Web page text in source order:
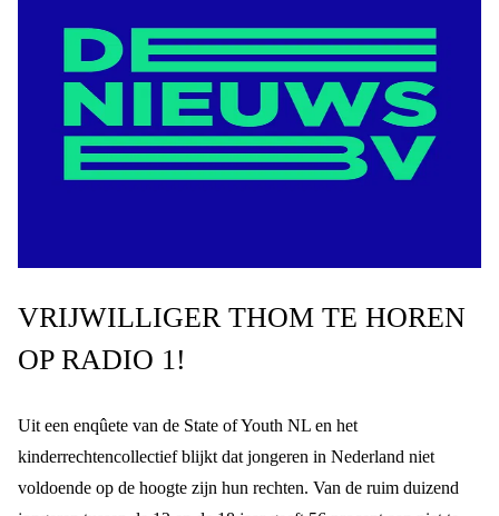
VRIJWILLIGER THOM TE HOREN
OP RADIO 1!
Uit een enqûete van de State of Youth NL en het
kinderrechtencollectief blijkt dat jongeren in Nederland niet
voldoende op de hoogte zijn hun rechten. Van de ruim duizend